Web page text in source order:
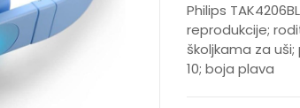
Philips
reprodukcije;
školjkama za
10; boja plava